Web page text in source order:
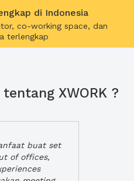
di Indonesia
co-working space, dan
terlengkap
XWORK ?
buat set
of offices,